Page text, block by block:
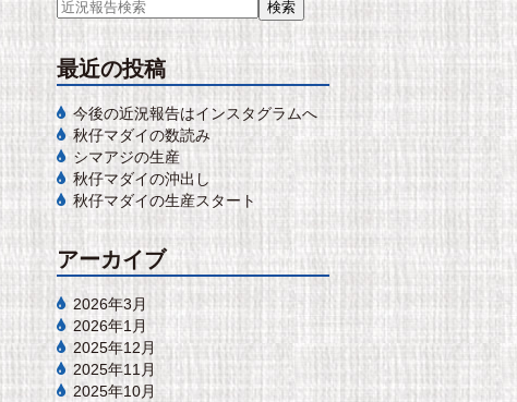
最近の投稿
今後の近況報告はインスタグラムへ
秋仔マダイの数読み
シマアジの生産
秋仔マダイの沖出し
秋仔マダイの生産スタート
アーカイブ
2026年3月
2026年1月
2025年12月
2025年11月
2025年10月